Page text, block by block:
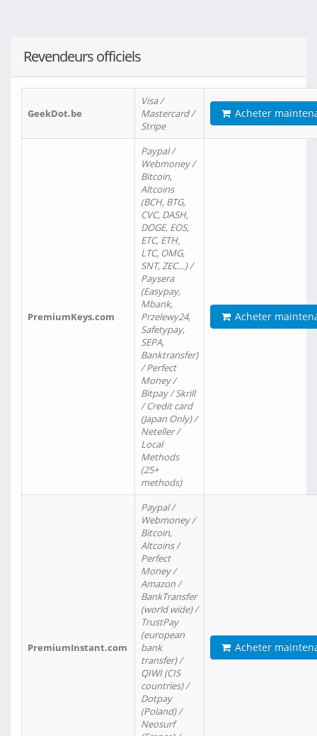
Revendeurs officiels
GeekDot.be
Visa /
Mastercard /
Stripe
Acheter
PremiumKeys.com
Paypal /
Webmoney /
Bitcoin,
Altcoins
(BCH, BTG,
CVC, DASH,
DOGE, EOS,
ETC, ETH,
LTC, OMG,
SNT, ZEC…) /
Paysera
(Easypay,
Mbank,
Przelewy24,
Safetypay,
SEPA,
Banktransfer)
/ Perfect
Money /
Bitpay / Skrill
/ Credit card
(Japan Only) /
Neteller /
Local
Methods
(25+
methods)
Acheter
PremiumInstant.com
Paypal /
Webmoney /
Bitcoin,
Altcoins /
Perfect
Money /
Amazon /
BankTransfer
(world wide) /
TrustPay
(european
bank
transfer) /
QIWI (CIS
countries) /
Dotpay
(Poland) /
Neosurf
Acheter